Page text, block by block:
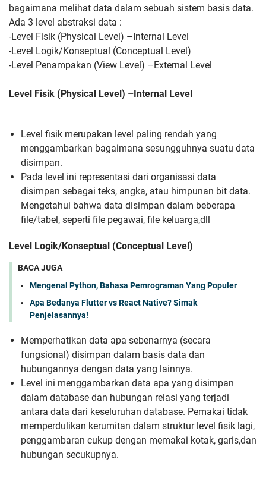
bagaimana melihat data dalam sebuah sistem basis data.
Ada 3 level abstraksi data :
-Level Fisik (Physical Level) –Internal Level
-Level Logik/Konseptual (Conceptual Level)
-Level Penampakan (View Level) –External Level
Level Fisik (Physical Level) –Internal Level
Level fisik merupakan level paling rendah yang
menggambarkan bagaimana sesungguhnya suatu data
disimpan.
Pada level ini representasi dari organisasi data
disimpan sebagai teks, angka, atau himpunan bit data.
Mengetahui bahwa data disimpan dalam beberapa
file/tabel, seperti file pegawai, file keluarga,dll
Level Logik/Konseptual (Conceptual Level)
BACA JUGA
Mengenal Python, Bahasa Pemrograman Yang Populer
Apa Bedanya Flutter vs React Native? Simak
Penjelasannya!
Memperhatikan data apa sebenarnya (secara
fungsional) disimpan dalam basis data dan
hubungannya dengan data yang lainnya.
Level ini menggambarkan data apa yang disimpan
dalam database dan hubungan relasi yang terjadi
antara data dari keseluruhan database. Pemakai tidak
memperdulikan kerumitan dalam struktur level fisik lagi,
penggambaran cukup dengan memakai kotak, garis,dan
hubungan secukupnya.